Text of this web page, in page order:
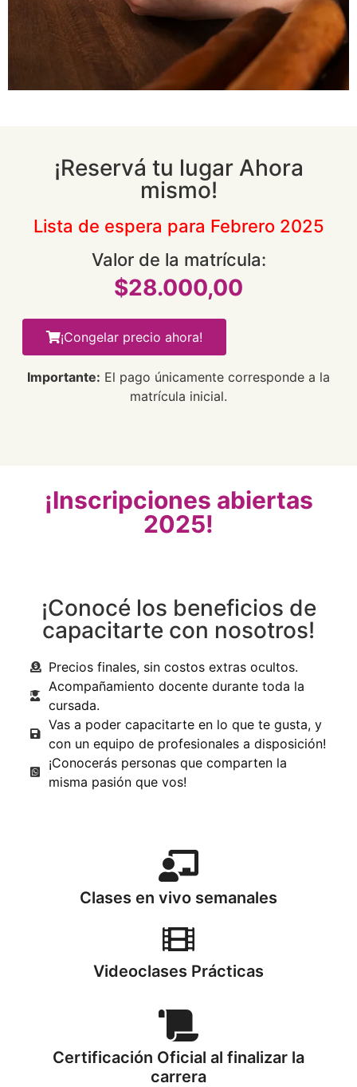
¡Reservá tu lugar Ahora
mismo!
Lista de espera para Febrero 2025
Valor de la matrícula:
$28.000,00
¡Congelar precio ahora!
Importante: El pago únicamente corresponde a la
matrícula inicial.
¡Inscripciones abiertas
2025!
¡Conocé los beneficios de
capacitarte con nosotros!
Precios finales, sin costos extras ocultos.
Acompañamiento docente durante toda la
cursada.
Vas a poder capacitarte en lo que te gusta, y
con un equipo de profesionales a disposición!
¡Conocerás personas que comparten la
misma pasión que vos!
Clases en vivo semanales
Videoclases Prácticas
Certificación Oficial al finalizar la
carrera